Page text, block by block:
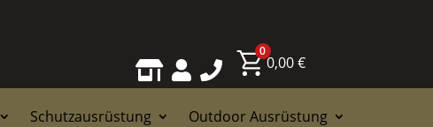
  
0
0,00€
Schutzausrüstung
Outdoor Ausrüstung